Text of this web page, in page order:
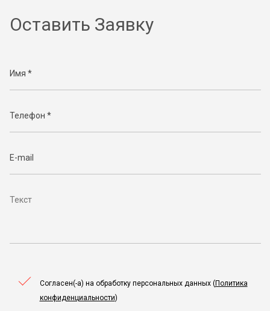
Оставить Заявку
Согласен(-а) на обработку персональных данных (Политика
конфиденциальности)